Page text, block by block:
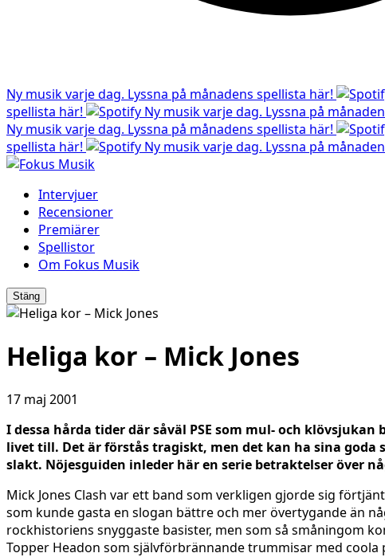
Ny musik varje dag. Lyssna på månadens spellista här!
spellista här!
Ny musik varje dag. Lyssna på
Ny musik varje dag. Lyssna på månadens spellista här!
spellista här!
Ny musik varje dag. Lyssna på
Intervjuer
Recensioner
Premiärer
Spellistor
Om Fokus Musik
Stäng
Heliga kor – Mick Jones
17 maj 2001
I dessa hårda tider där såväl PSE som mul- och
livet till. Det är förstås tragiskt, men det kan ha sina
slakt. Nöjesguiden inleder här en serie betraktelser över
Mick Jones Clash var ett band som verkligen gjorde sig
som kunde gasta en slogan bättre och mer övertygande än
rockhistoriens snyggaste basister, men som så småningom
Topper Headon som självförbrännande trummisar med coola